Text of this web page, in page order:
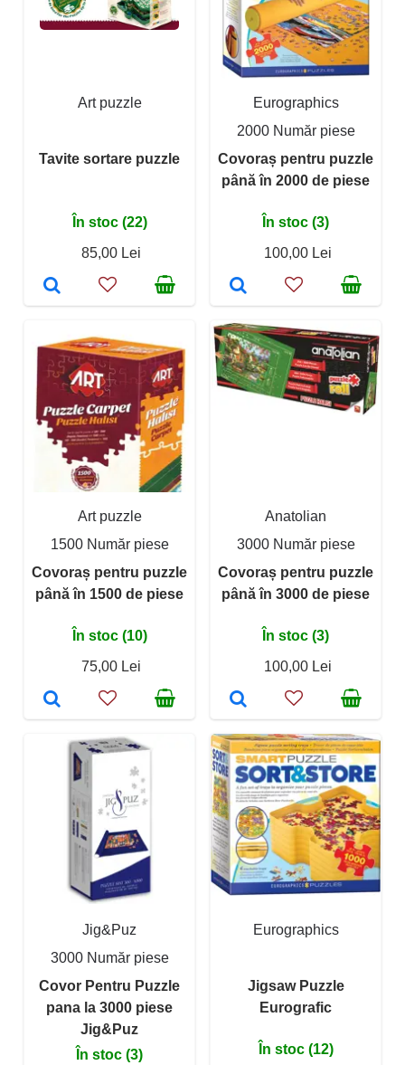
Art puzzle
Tavite sortare puzzle
În stoc (22)
85,00 Lei
Eurographics
2000 Număr piese
Covoraș pentru puzzle
până în 2000 de piese
În stoc (3)
100,00 Lei
Art puzzle
1500 Număr piese
Covoraș pentru puzzle
până în 1500 de piese
În stoc (10)
75,00 Lei
Anatolian
3000 Număr piese
Covoraș pentru puzzle
până în 3000 de piese
În stoc (3)
100,00 Lei
Jig&Puz
3000 Număr piese
Covor Pentru Puzzle
pana la 3000 piese
Jig&Puz
În stoc (3)
Eurographics
Jigsaw Puzzle
Eurografic
În stoc (12)